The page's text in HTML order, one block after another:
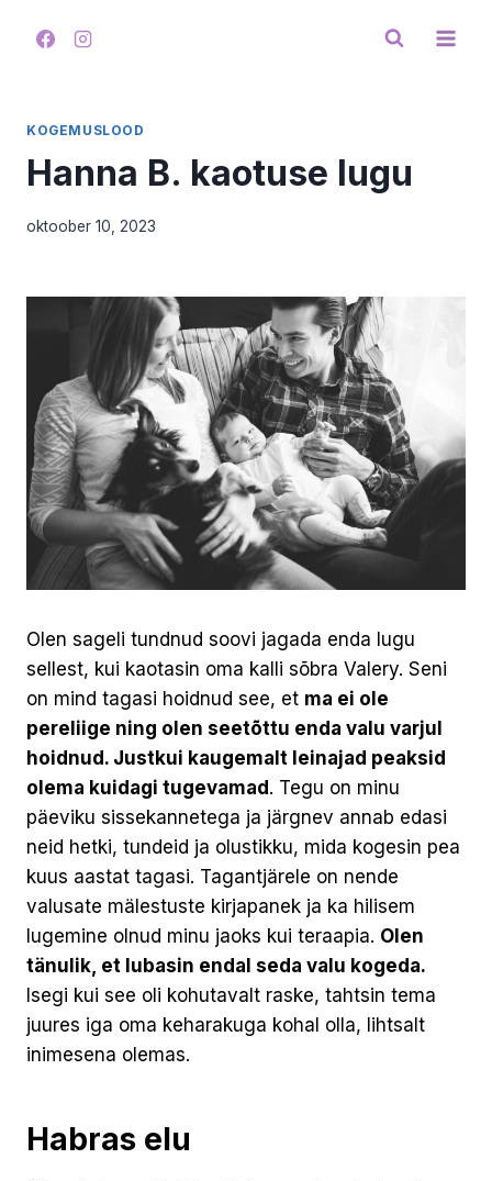
KOGEMUSLOOD
Hanna B. kaotuse lugu
oktoober 10, 2023
Olen sageli tundnud soovi jagada enda lugu
sellest, kui kaotasin oma kalli sõbra Valery. Seni
on mind tagasi hoidnud see, et ma ei ole
pereliige ning olen seetõttu enda valu varjul
hoidnud. Justkui kaugemalt leinajad peaksid
olema kuidagi tugevamad. Tegu on minu
päeviku sissekannetega ja järgnev annab edasi
neid hetki, tundeid ja olustikku, mida kogesin pea
kuus aastat tagasi. Tagantjärele on nende
valusate mälestuste kirjapanek ja ka hilisem
lugemine olnud minu jaoks kui teraapia. Olen
tänulik, et lubasin endal seda valu kogeda.
Isegi kui see oli kohutavalt raske, tahtsin tema
juures iga oma keharakuga kohal olla, lihtsalt
inimesena olemas.
Habras elu